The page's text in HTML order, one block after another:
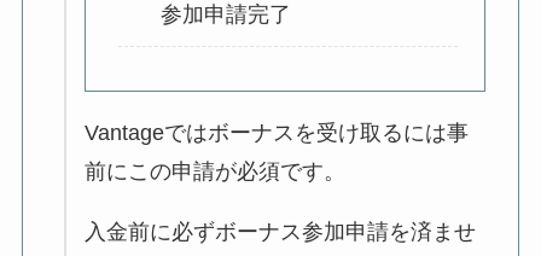
参加申請完了
Vantageではボーナスを受け取るには事
前にこの申請が必須です。
入金前に必ずボーナス参加申請を済ませ